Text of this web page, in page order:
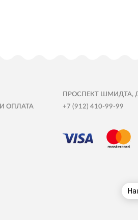
ОПЛАТА
ПРОСПЕКТ ШМИДТА,
+7 (912) 410-99-99